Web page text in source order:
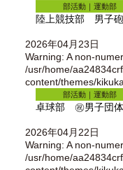
部活動｜運動部
陸上競技部 男子
2026年04月23日
Warning: A non-
/usr/home/
content/themes/
部活動｜運動部
卓球部 ㊗男子団体
2026年04月22日
Warning: A non-
/usr/home/